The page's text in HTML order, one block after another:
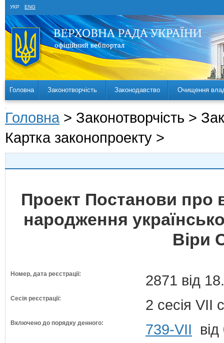
УКР ENG
Головна Законотворчість Законодавство Очищення
Головна > Законотворчість >
Картка законопроекту >
Проект Постанови про
народження
Віри
Номер, дата реєстрації: 2871 від
Сесія реєстрації: 2 сесія VII
Включено до порядку денного: 739-VII